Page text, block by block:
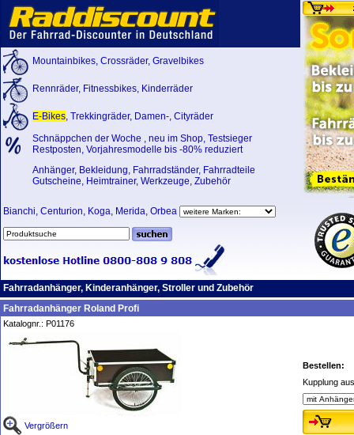
Mountainbikes, Crossräder, Gravelbikes
Rennräder, Fitnessbikes, Kinderräder
E-Bikes, Trekkingräder, Damen-, Cityräder
Schnäppchen der Woche , neu im Shop, Testsieger
Restposten, Vorjahresmodelle bis -80% reduziert
Anhänger, Bekleidung, Fahrradständer, Fahrradteile
Gutscheine, Heimtrainer, Werkzeuge, Zubehör
Bianchi, Centurion, Koga, Merida, Orbea
Fahrradanhänger, Kinderanhänger, Stroller und Zubehör
Fahrradanhänger Roland Profi
Katalognr.: P01176
Vergrößern
Bestellen:
Kupplung